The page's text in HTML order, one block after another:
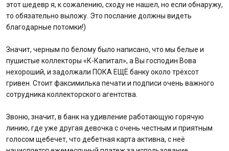
этот шедевр я, к сожалению, сходу не нашел, но если обнаружу,
то обязательно выложу. Это послание должны видеть
благодарные потомки!)
Значит, черным по белому было написано, что мы белые и
пушистые коллекторы «К-Капитал», а Вы господин Вова
нехороший, и задолжали ПОКА ЕЩЁ банку около трёхсот
гривен. Стоит факсимилька печати и подписи очень важного
сотрудника коллекторского агентства.
Звоню, значит, в банк на удивление работающую горячую
линию, где уже другая девочка с очень честным и приятным
голосом щебечет, что дебетная карта активна, с неё